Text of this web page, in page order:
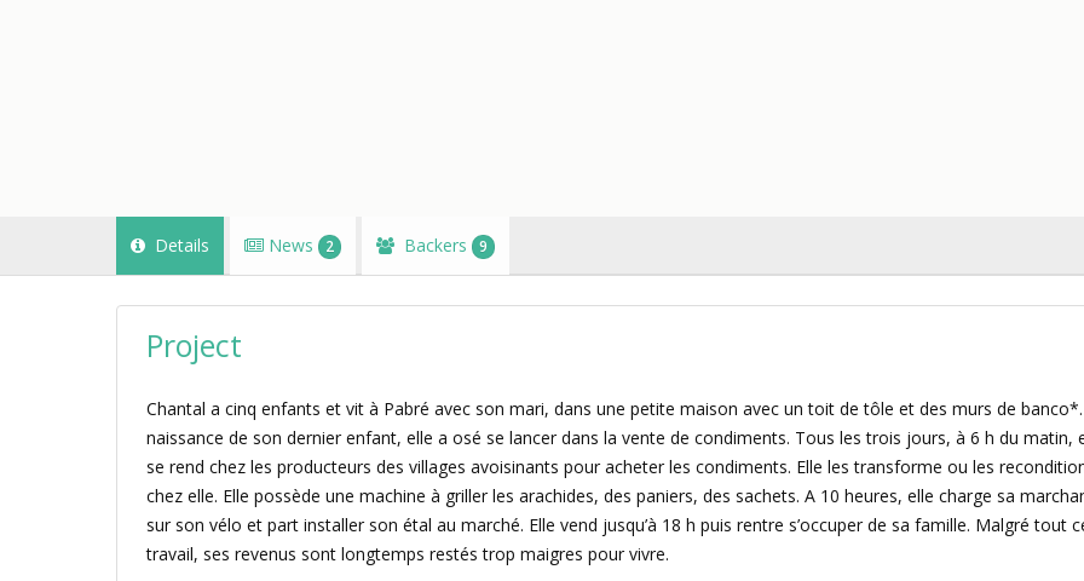
Details News 2 Backers 9
Project
Chantal a cinq enfants et vit à Pabré avec son mari, dans une petite maison avec un toit de tôle et des murs de
naissance de son dernier enfant, elle a osé se lancer dans la vente de condiments. Tous les trois jours, à 6 h du matin,
se rend chez les producteurs des villages avoisinants pour acheter les condiments. Elle les transforme ou les
chez elle. Elle possède une machine à griller les arachides, des paniers, des sachets. A 10 heures, elle charge sa
sur son vélo et part installer son étal au marché. Elle vend jusqu’à 18 h puis rentre s’occuper de sa famille. Malgré tout
travail, ses revenus sont longtemps restés trop maigres pour vivre.